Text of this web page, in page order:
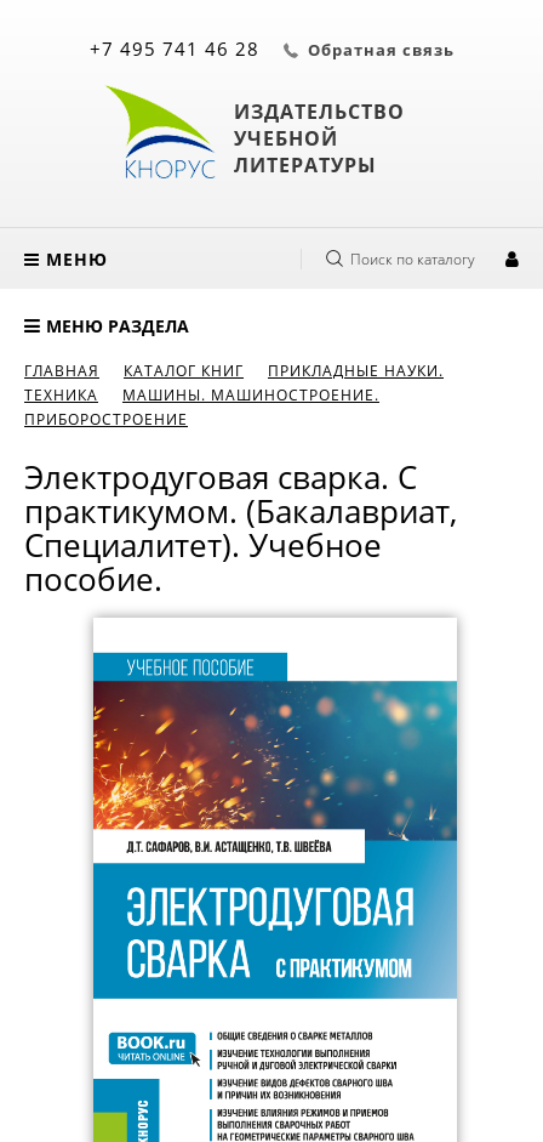
ИЗДАТЕЛЬСТВО
УЧЕБНОЙ
ЛИТЕРАТУРЫ
+7 495 741 46 28 Обратная связь
МЕНЮ Поиск по каталогу
МЕНЮ РАЗДЕЛА
ГЛАВНАЯ КАТАЛОГ КНИГ
ПРИКЛАДНЫЕ НАУКИ.
ТЕХНИКА
МАШИНЫ. МАШИНОСТРОЕНИЕ.
ПРИБОРОСТРОЕНИЕ
Электродуговая сварка. С
практикумом. (Бакалавриат,
Специалитет). Учебное
пособие.